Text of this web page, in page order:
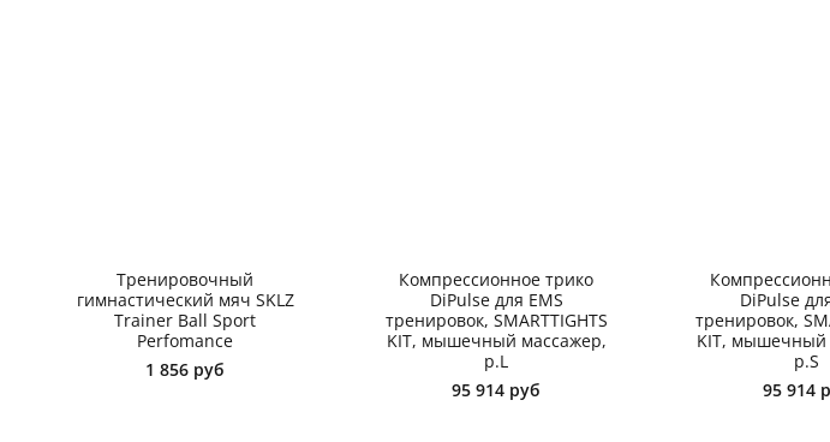
Тренировочный
гимнастический мяч SKLZ
Trainer Ball Sport
Perfomance
1 856 руб
Компрессионное трико
DiPulse для EMS
тренировок, SMARTTIGHTS
KIT, мышечный массажер,
р.L
95 914 руб
DiPulse
тренировок,
KIT, мышечный
р.S
95 914